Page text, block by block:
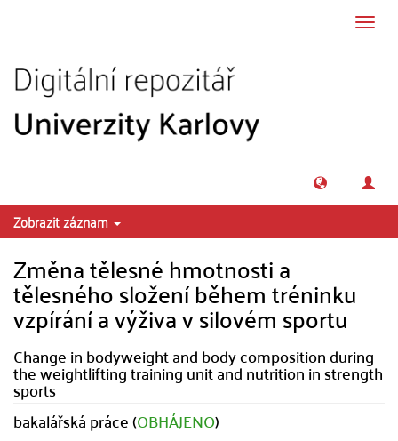
Zobrazit záznam
Změna tělesné hmotnosti a
tělesného složení během tréninku
vzpírání a výživa v silovém sportu
Change in bodyweight and body composition during
the weightlifting training unit and nutrition in strength
sports
bakalářská práce (OBHÁJENO)